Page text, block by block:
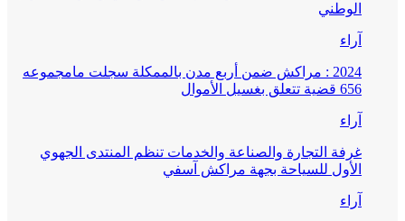
الوطني
آراء
2024 : مراكش ضمن أربع مدن بالممكلة سجلت مامجموعه
656 قضية تتعلق بغسيل الأموال
آراء
غرفة التجارة والصناعة والخدمات تنظم المنتدى الجهوي
الأول للسياحة بجهة مراكش آسفي
آراء